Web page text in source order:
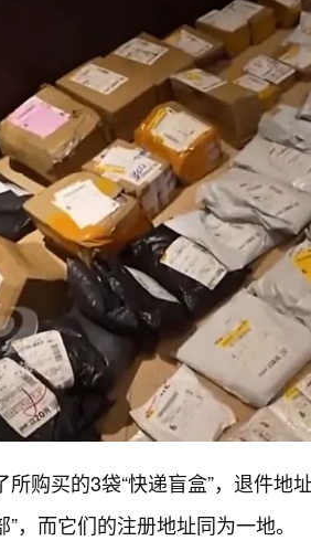
所购买的3袋“快递盲盒”，退件地
，而它们的注册地址同为一地。